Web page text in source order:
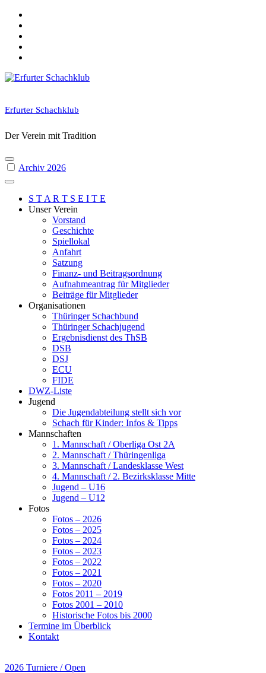
Skip
content
Erfurter Schachklub
Der Verein mit Tradition
Archiv 2026
S T A R T S E I T E
Unser Verein
Vorstand
Geschichte
Spiellokal
Anfahrt
Satzung
Finanz- und Beitragsordnung
Aufnahmeantrag für Mitglieder
Beiträge für Mitglieder
Organisationen
Thüringer Schachbund
Thüringer Schachjugend
Ergebnisdienst des ThSB
DSB
DSJ
ECU
FIDE
DWZ-Liste
Jugend
Die Jugendabteilung stellt sich vor
Schach für Kinder: Infos & Tipps
Mannschaften
1. Mannschaft / Oberliga Ost 2A
2. Mannschaft / Thüringenliga
3. Mannschaft / Landesklasse West
4. Mannschaft / 2. Bezirksklasse Mitte
Jugend – U16
Jugend – U12
Fotos
Fotos – 2026
Fotos – 2025
Fotos – 2024
Fotos – 2023
Fotos – 2022
Fotos – 2021
Fotos – 2020
Fotos 2011 – 2019
Fotos 2001 – 2010
Historische Fotos bis 2000
Termine im Überblick
Kontakt
2026 Turniere / Open